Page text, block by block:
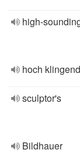
high-
hoch klingend
sculptor's
Bildhauer